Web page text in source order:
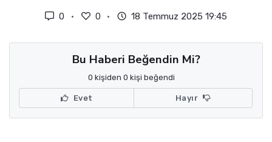
0 0 18 Temmuz 2025 19:45
Bu Haberi Beğendin Mi?
0 kişiden 0 kişi beğendi
Evet Hayır